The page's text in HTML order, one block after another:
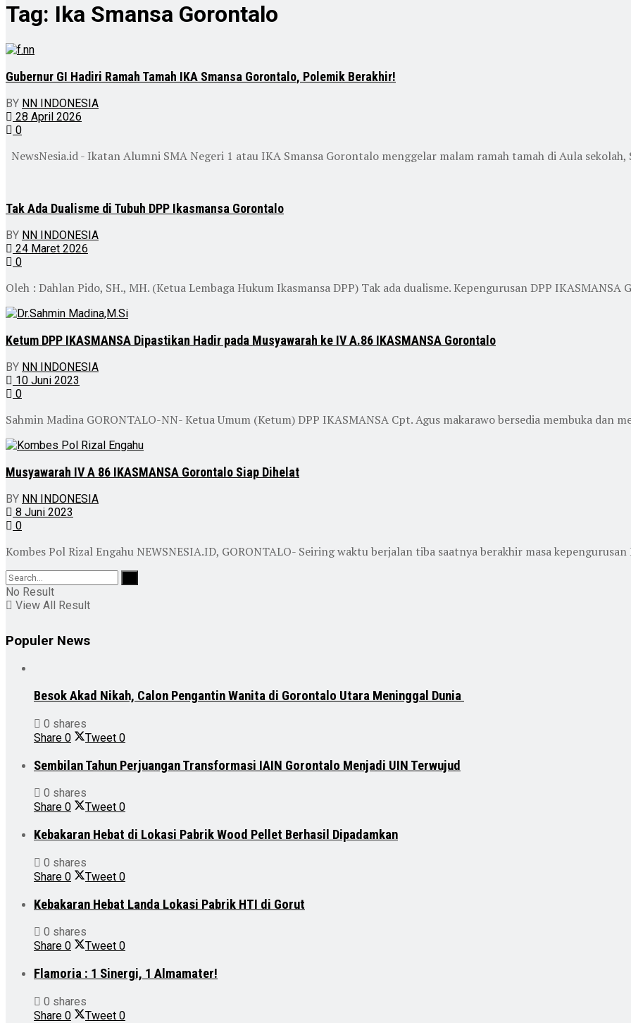
Tag: Ika Smansa Gorontalo
Gubernur GI Hadiri Ramah Tamah IKA Smansa Gorontalo, Polemik Berakhir!
BY NN INDONESIA
28 April 2026
0
NewsNesia.id - Ikatan Alumni SMA Negeri 1 atau IKA Smansa Gorontalo menggelar malam ramah tamah di Aula sekolah,
Tak Ada Dualisme di Tubuh DPP Ikasmansa Gorontalo
BY NN INDONESIA
24 Maret 2026
0
Oleh : Dahlan Pido, SH., MH. (Ketua Lembaga Hukum Ikasmansa DPP) Tak ada dualisme. Kepengurusan DPP IKASMANSA
Ketum DPP IKASMANSA Dipastikan Hadir pada Musyawarah ke IV A.86 IKASMANSA Gorontalo
BY NN INDONESIA
10 Juni 2023
0
Sahmin Madina GORONTALO-NN- Ketua Umum (Ketum) DPP IKASMANSA Cpt. Agus makarawo bersedia membuka dan
Musyawarah IV A 86 IKASMANSA Gorontalo Siap Dihelat
BY NN INDONESIA
8 Juni 2023
0
Kombes Pol Rizal Engahu NEWSNESIA.ID, GORONTALO- Seiring waktu berjalan tiba saatnya berakhir masa kepengurusan
No Result
View All Result
Populer News
Besok Akad Nikah, Calon Pengantin Wanita di Gorontalo Utara Meninggal Dunia
0 shares
Share 0 Tweet 0
Sembilan Tahun Perjuangan Transformasi IAIN Gorontalo Menjadi UIN Terwujud
0 shares
Share 0 Tweet 0
Kebakaran Hebat di Lokasi Pabrik Wood Pellet Berhasil Dipadamkan
0 shares
Share 0 Tweet 0
Kebakaran Hebat Landa Lokasi Pabrik HTI di Gorut
0 shares
Share 0 Tweet 0
Flamoria : 1 Sinergi, 1 Almamater!
0 shares
Share 0 Tweet 0